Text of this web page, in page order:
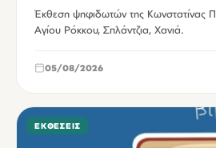
Έκθεση ψηφιδωτών της Κωνστατίνας
Αγίου Ρόκκου, Σπλάντζια, Χανιά.
05/08/2026
ΕΚΘΈΣΕΙΣ